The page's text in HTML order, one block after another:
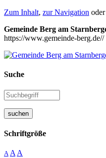
Zum Inhalt, zur Navigation oder
Gemeinde Berg am
https://www.gemeinde-berg.de//
Suche
suchen
Schriftgröße
A A A